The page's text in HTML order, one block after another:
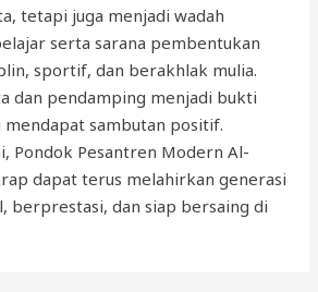
tetapi juga menjadi wadah
serta sarana pembentukan
sportif, dan berakhlak mulia.
dan pendamping menjadi bukti
sambutan positif.
Pondok Pesantren Modern Al-
dapat terus melahirkan generasi
berprestasi, dan siap bersaing di